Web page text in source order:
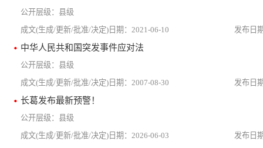
县级
2021-06-10
中华人民共和国突发事件应对法
县级
2007-08-30
长葛发布最新预警！
县级
2026-06-03